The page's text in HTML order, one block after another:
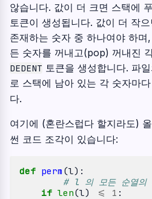
않습니다. 값이 더 크면 스택에
토큰이 생성됩니다. 값이 더 작
존재하는 숫자 중 하나여야 하며
든 숫자를 꺼내고(pop) 꺼내진
DEDENT 토큰을 생성합니다. 파
로 스택에 남아 있는 각 숫자마다
다.
여기에 (혼란스럽다 할지라도)
썬 코드 조각이 있습니다:
def perm (l):
# l 의 모든 순열의
if len(l) <= 1 :